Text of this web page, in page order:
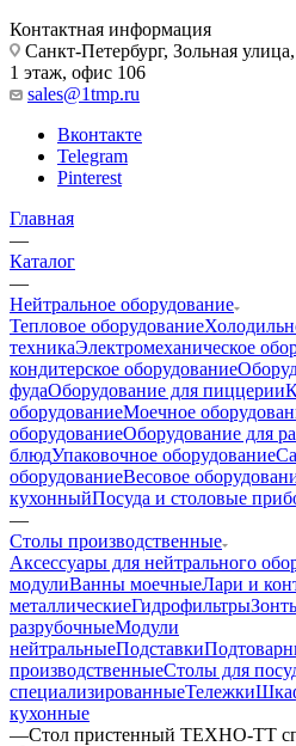
Контактная информация
Санкт-Петербург, Зольная
1 этаж, офис 106
sales@1tmp.ru
Вконтакте
Telegram
Pinterest
Главная
—
Каталог
—
Нейтральное оборудование
Тепловое оборудование
техникаЭлектромеханическое
кондитерское оборудование
фудаОборудование для пиццерии
оборудованиеМоечное
оборудованиеОборудование для
блюдУпаковочное оборудование
оборудованиеВесовое
кухонныйПосуда и столовые
—
Столы производственные
Аксессуары для нейтрального
модулиВанны моечныеЛари и
металлическиеГидрофильтры
разрубочныеМодули
нейтральныеПодставки
производственныеСтолы для
специализированныеТележки
кухонные
—Стол пристенный ТЕХНО-ТТ